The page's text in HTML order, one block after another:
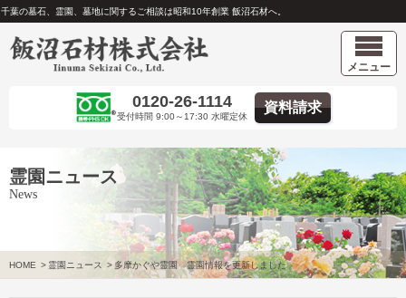
千葉の墓石、霊園、墓地に関するご相談は昭和10年創業 飯沼石材へ。
メニュー
0120-26-1114
受付時間 9:00～17:30 水曜定休
資料請求
霊園ニュース
News
HOME > 霊園ニュース >多摩かぐや霊園 霊園情報を更新しました